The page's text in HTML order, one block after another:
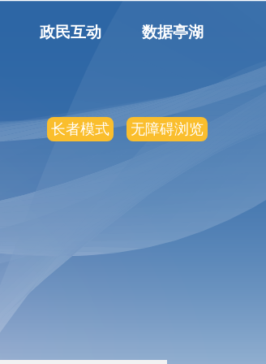
政民互动 数据亭湖
长者模式 无障碍浏览